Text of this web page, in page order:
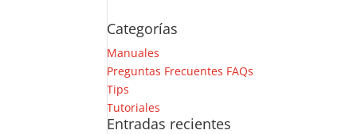
Categorías
Manuales
Preguntas Frecuentes FAQs
Tips
Tutoriales
Entradas recientes